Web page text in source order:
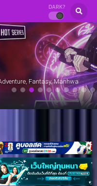
DARK?
Fantasy, Manhwa